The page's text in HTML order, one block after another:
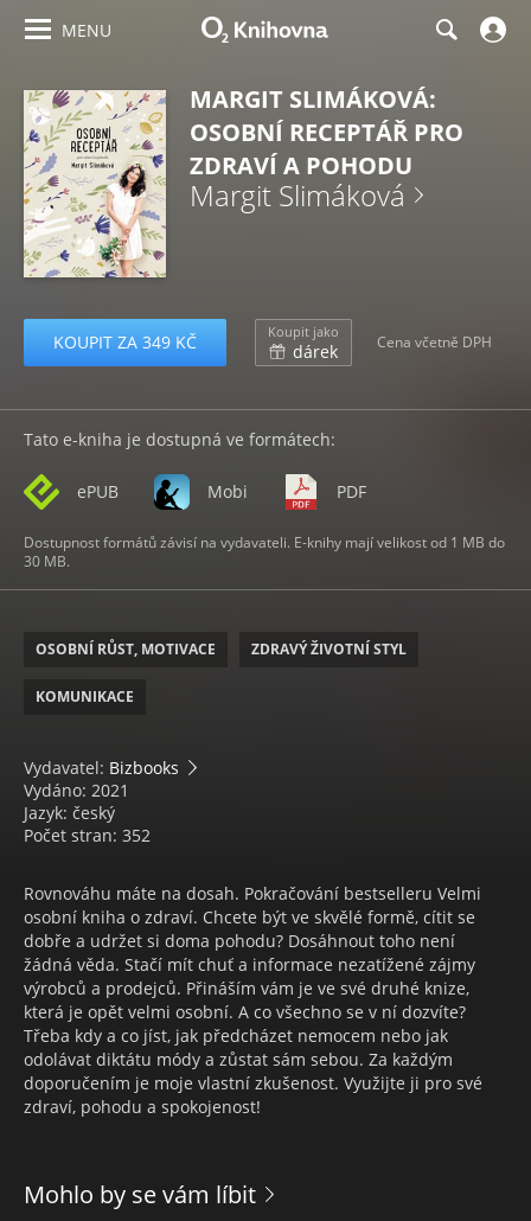
MENU
MARGIT SLIMÁKOVÁ:
OSOBNÍ RECEPTÁŘ PRO
ZDRAVÍ A POHODU
Margit Slimáková
KOUPIT ZA 349 KČ Koupit jako
dárek Cena včetně DPH
Tato e-kniha je dostupná ve formátech:
ePUB Mobi PDF
Dostupnost formátů závisí na vydavateli. E-knihy mají velikost od 1 MB do
30 MB.
OSOBNÍ RŮST, MOTIVACE ZDRAVÝ ŽIVOTNÍ STYL
KOMUNIKACE
Vydavatel: Bizbooks
Vydáno: 2021
Jazyk: český
Počet stran: 352
Rovnováhu máte na dosah. Pokračování bestselleru Velmi
osobní kniha o zdraví. Chcete být ve skvělé formě, cítit se
dobře a udržet si doma pohodu? Dosáhnout toho není
žádná věda. Stačí mít chuť a informace nezatížené zájmy
výrobců a prodejců. Přináším vám je ve své druhé knize,
která je opět velmi osobní. A co všechno se v ní dozvíte?
Třeba kdy a co jíst, jak předcházet nemocem nebo jak
odolávat diktátu módy a zůstat sám sebou. Za každým
doporučením je moje vlastní zkušenost. Využijte ji pro své
zdraví, pohodu a spokojenost!
Mohlo by se vám líbit